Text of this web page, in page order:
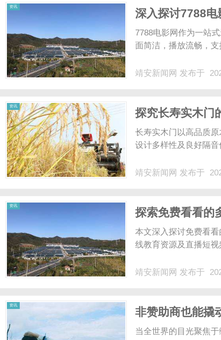
资讯
深入探讨7788
7788电影网作为一站
面简洁，播放流畅，
靖安新闻网 发布于
资讯
探究长寿实木门
长寿实木门以高品质
设计多样性及良好隔
靖安新闻网 发布于
资讯
探索免费看看的
略
本文深入探讨免费看
线教育资源及直播短
靖安新闻网 发布于
资讯
非赞助商也能撬
TVC重新定义赛
当全世界的目光聚焦